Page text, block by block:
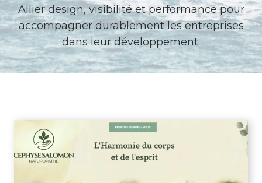
Allier design, visibilité et performance pour
accompagner durablement les entreprises
dans leur développement.